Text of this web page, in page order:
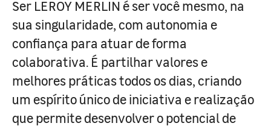
Ser LEROY MERLIN é ser você mesmo, na
sua singularidade, com autonomia e
confiança para atuar de forma
colaborativa. É partilhar valores e
melhores práticas todos os dias, criando
um espírito único de iniciativa e realização
que permite desenvolver o potencial de